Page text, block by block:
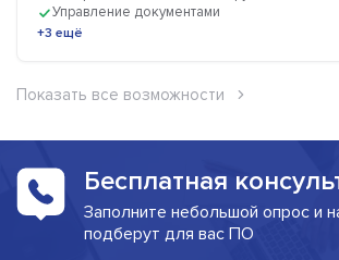
Управление документами
+3 ещё
Показать все возможности
Бесплатная
Заполните небольшой опрос и
подберут для вас ПО